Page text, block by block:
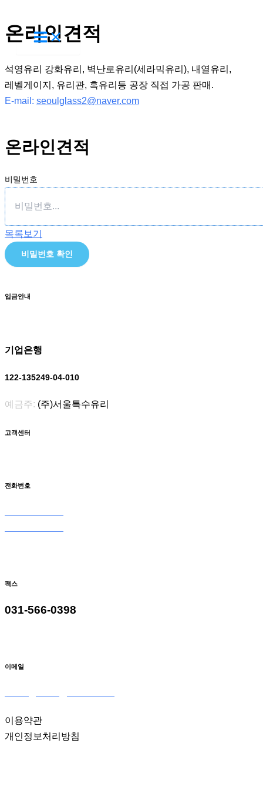
텐
츠
건
너
뛰
온라인견적
석영유리 강화유리, 벽난로유리(세라믹유리), 내열유리,
레벨게이지, 유리관, 흑유리등 공장 직접 가공 판매.
E-mail: seoulglass2@naver.com
온라인견적
비밀번호
목록보기
비밀번호 확인
입금안내
기업은행
122-135249-04-010
예금주: (주)서울특수유리
고객센터
전화번호
팩스
031-566-0398
이메일
이용약관
개인정보처리방침